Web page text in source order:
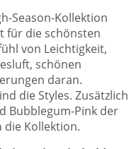
Season-Kollektion
für die schönsten
von Leichtigkeit,
schönen
daran.
die Styles. Zusätzlich
Bubblegum-Pink der
die Kollektion.